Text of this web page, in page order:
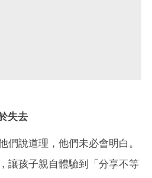
失去
們說道理，他們未必會明白。
讓孩子親自體驗到「分享不等